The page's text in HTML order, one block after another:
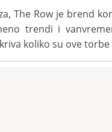
The Row je brend
trendi i
koliko su ove